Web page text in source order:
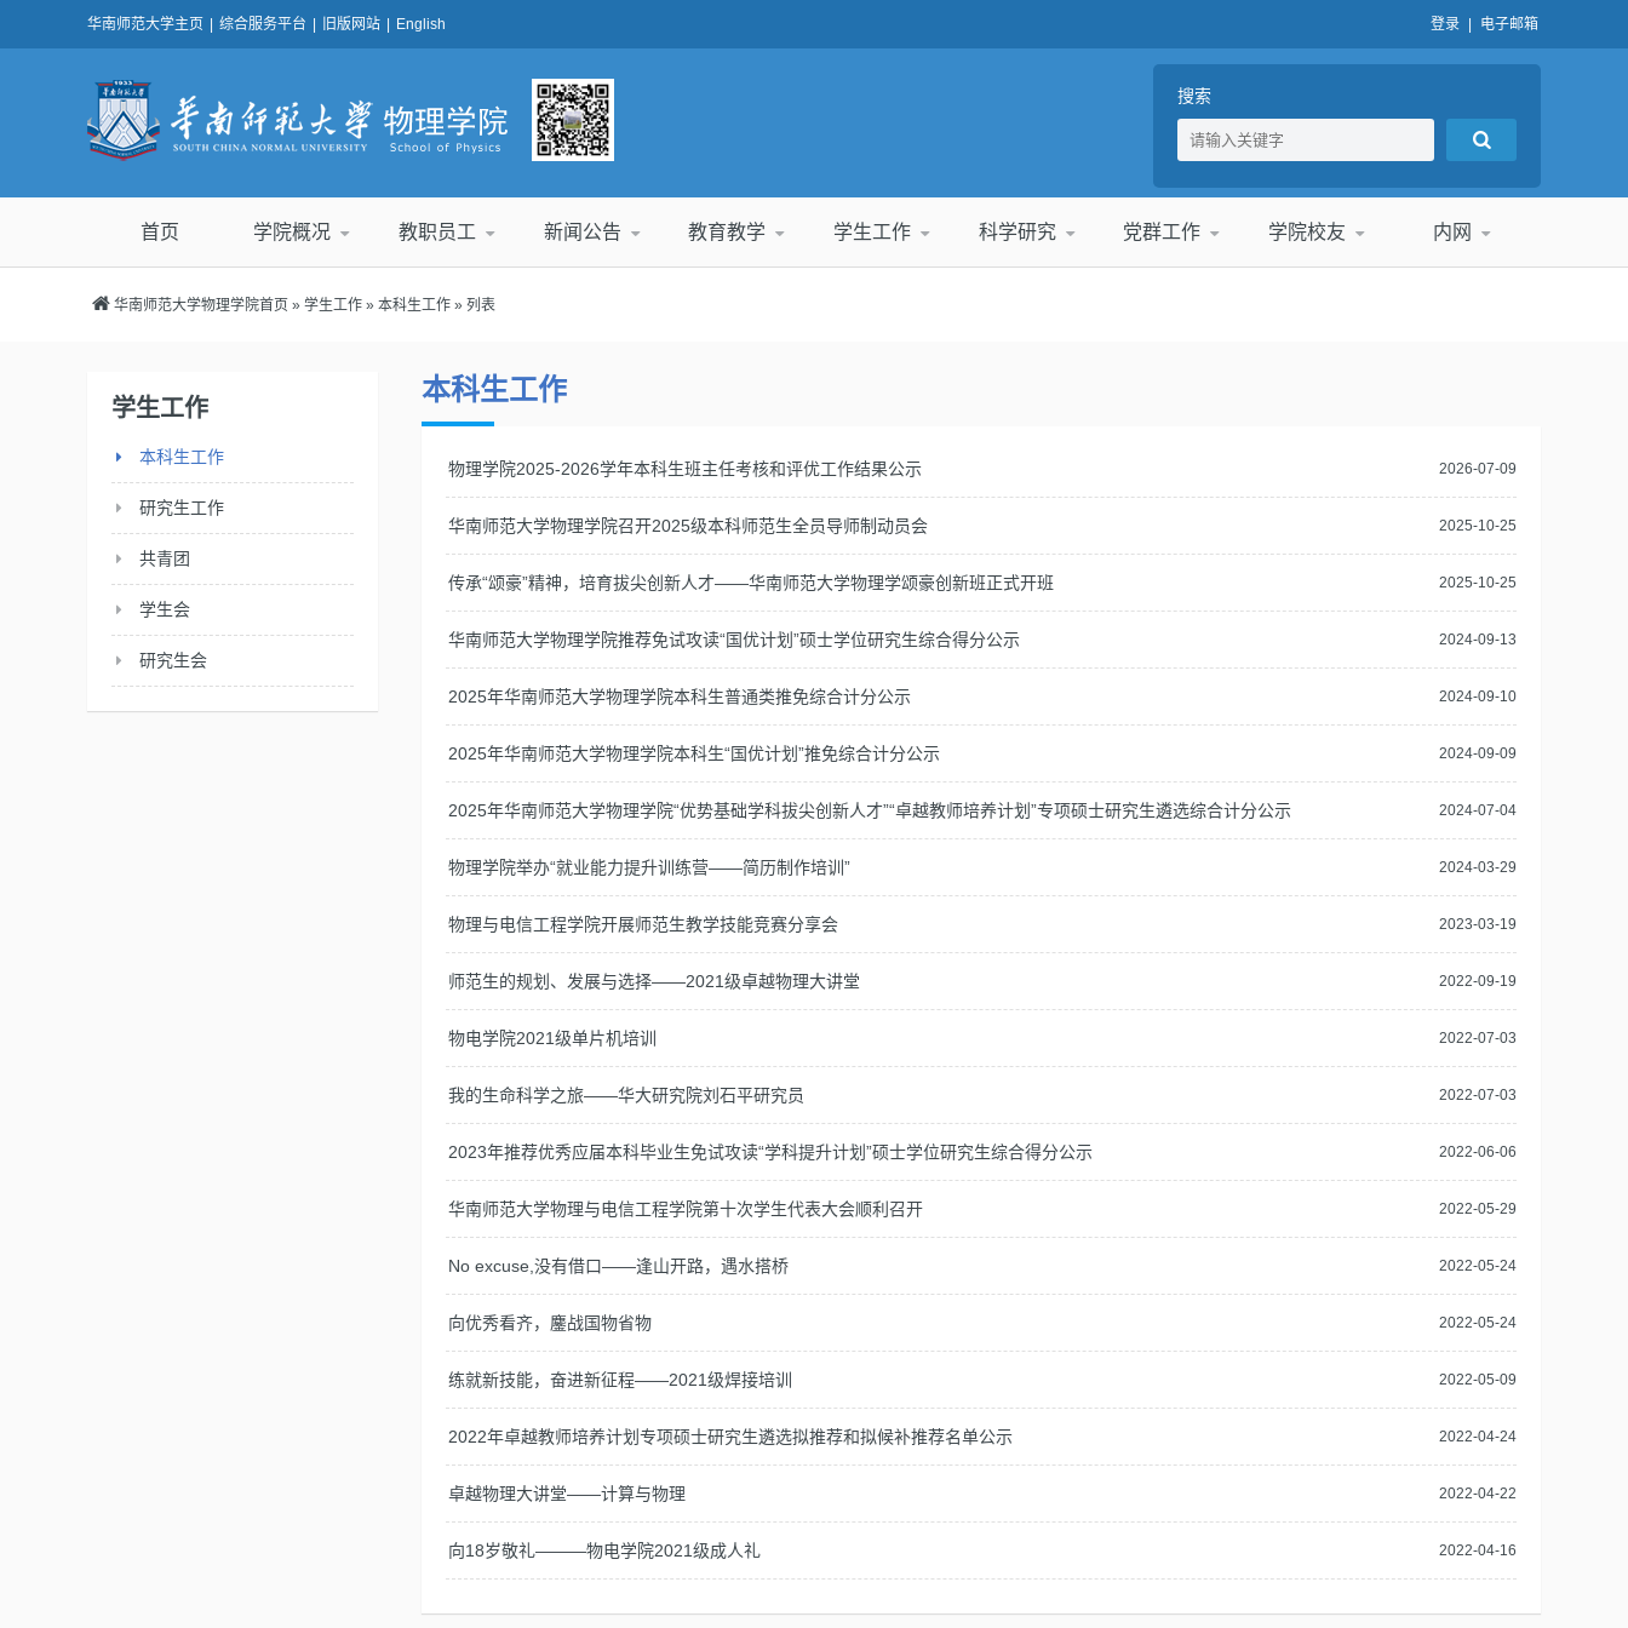
华南师范大学主页 综合服务平台 旧版网站 English 登录 电子邮箱
搜索
首页 学院概况 教职员工 新闻公告 教育教学 学生工作 科学研究 党群工作 学院校友 内网
华南师范大学物理学院首页 »学生工作 »本科生工作 » 列表
学生工作
本科生工作
研究生工作
共青团
学生会
研究生会
本科生工作
2026-07-09
物理学院2025-2026学年本科生班主任考核和评优工作结果公示
2025-10-25
华南师范大学物理学院召开2025级本科师范生全员导师制动员会
2025-10-25
传承“颂豪”精神，培育拔尖创新人才——华南师范大学物理学颂豪创新班正式开班
2024-09-13
华南师范大学物理学院推荐免试攻读“国优计划”硕士学位研究生综合得分公示
2024-09-10
2025年华南师范大学物理学院本科生普通类推免综合计分公示
2024-09-09
2025年华南师范大学物理学院本科生“国优计划”推免综合计分公示
2024-07-04
2025年华南师范大学物理学院“优势基础学科拔尖创新人才”“卓越教师培养计划”专项硕士研究生遴选综合计分公示
2024-03-29
物理学院举办“就业能力提升训练营——简历制作培训”
2023-03-19
物理与电信工程学院开展师范生教学技能竞赛分享会
2022-09-19
师范生的规划、发展与选择——2021级卓越物理大讲堂
2022-07-03
物电学院2021级单片机培训
2022-07-03
我的生命科学之旅——华大研究院刘石平研究员
2022-06-06
2023年推荐优秀应届本科毕业生免试攻读“学科提升计划”硕士学位研究生综合得分公示
2022-05-29
华南师范大学物理与电信工程学院第十次学生代表大会顺利召开
2022-05-24
No excuse,没有借口——逢山开路，遇水搭桥
2022-05-24
向优秀看齐，鏖战国物省物
2022-05-09
练就新技能，奋进新征程——2021级焊接培训
2022-04-24
2022年卓越教师培养计划专项硕士研究生遴选拟推荐和拟候补推荐名单公示
2022-04-22
卓越物理大讲堂——计算与物理
2022-04-16
向18岁敬礼———物电学院2021级成人礼